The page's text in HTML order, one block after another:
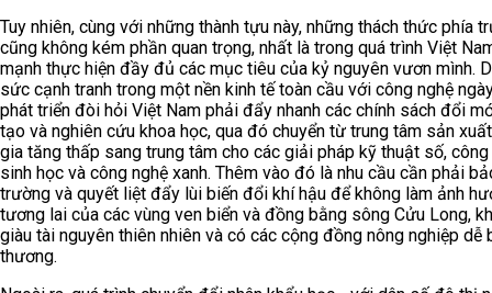
Tuy nhiên, cùng với những thành tựu này, những thách thức phía
cũng không kém phần quan trọng, nhất là trong quá trình Việt
mạnh thực hiện đầy đủ các mục tiêu của kỷ nguyên vươn mình.
sức cạnh tranh trong một nền kinh tế toàn cầu với công nghệ
phát triển đòi hỏi Việt Nam phải đẩy nhanh các chính sách đổi
tạo và nghiên cứu khoa học, qua đó chuyển từ trung tâm sản
gia tăng thấp sang trung tâm cho các giải pháp kỹ thuật số, công
sinh học và công nghệ xanh. Thêm vào đó là nhu cầu cần phải
trường và quyết liệt đẩy lùi biến đổi khí hậu để không làm ảnh
tương lai của các vùng ven biển và đồng bằng sông Cửu Long,
giàu tài nguyên thiên nhiên và có các cộng đồng nông nghiệp dễ
thương.